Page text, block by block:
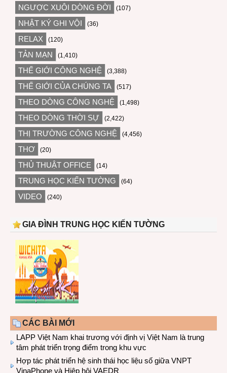
NGƯỢC XUÔI DÒNG ĐỜI (107)
NHẬT KÝ GHI VỘI (36)
RELAX (120)
TẢN MẠN (1,410)
THẾ GIỚI CÔNG NGHỆ (3,388)
THẾ GIỚI CỦA CHÚNG TA (517)
THEO DÒNG CÔNG NGHỆ (1,498)
THEO DÒNG THỜI SỰ (2,422)
THỊ TRƯỜNG CÔNG NGHỆ (4,456)
THƠ (20)
THỦ THUẬT OFFICE (14)
TRUNG HỌC KIẾN TƯỜNG (64)
VIDEO (240)
GIA ĐÌNH TRUNG HỌC KIẾN TƯỜNG
CÁC BÀI MỚI
LAPP Việt Nam khai trương với định vị Việt Nam là trung
tâm phát triển trọng điểm trong khu vực
Hợp tác phát triển hệ sinh thái học liệu số giữa VNPT
VinaPhone và Hiệp hội VAEDR